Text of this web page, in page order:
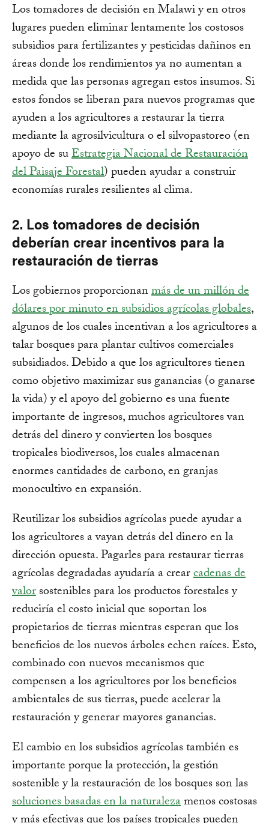
Los tomadores de decisión en Malawi y en otros
lugares pueden eliminar lentamente los costosos
subsidios para fertilizantes y pesticidas dañinos en
áreas donde los rendimientos ya no aumentan a
medida que las personas agregan estos insumos. Si
estos fondos se liberan para nuevos programas que
ayuden a los agricultores a restaurar la tierra
mediante la agrosilvicultura o el silvopastoreo (en
apoyo de suEstrategia Nacional de Restauración
del Paisaje Forestal) pueden ayudar a construir
economías rurales resilientes al clima.
2. Los tomadores de decisión
deberían crear incentivos para la
restauración de tierras
Los gobiernos proporcionanmás de un millón de
dólares por minuto en subsidios agrícolas globales,
algunos de los cuales incentivan a los agricultores a
talar bosques para plantar cultivos comerciales
subsidiados. Debido a que los agricultores tienen
como objetivo maximizar sus ganancias (o ganarse
la vida) y el apoyo del gobierno es una fuente
importante de ingresos, muchos agricultores van
detrás del dinero y convierten los bosques
tropicales biodiversos, los cuales almacenan
enormes cantidades de carbono, en granjas
monocultivo en expansión.
Reutilizar los subsidios agrícolas puede ayudar a
los agricultores a vayan detrás del dinero en la
dirección opuesta. Pagarles para restaurar tierras
agrícolas degradadas ayudaría a crearcadenas de
valorsostenibles para los productos forestales y
reduciría el costo inicial que soportan los
propietarios de tierras mientras esperan que los
beneficios de los nuevos árboles echen raíces. Esto,
combinado con nuevos mecanismos que
compensen a los agricultores por los beneficios
ambientales de sus tierras, puede acelerar la
restauración y generar mayores ganancias.
El cambio en los subsidios agrícolas también es
importante porque la protección, la gestión
sostenible y la restauración de los bosques son las
soluciones basadas en la naturalezamenos costosas